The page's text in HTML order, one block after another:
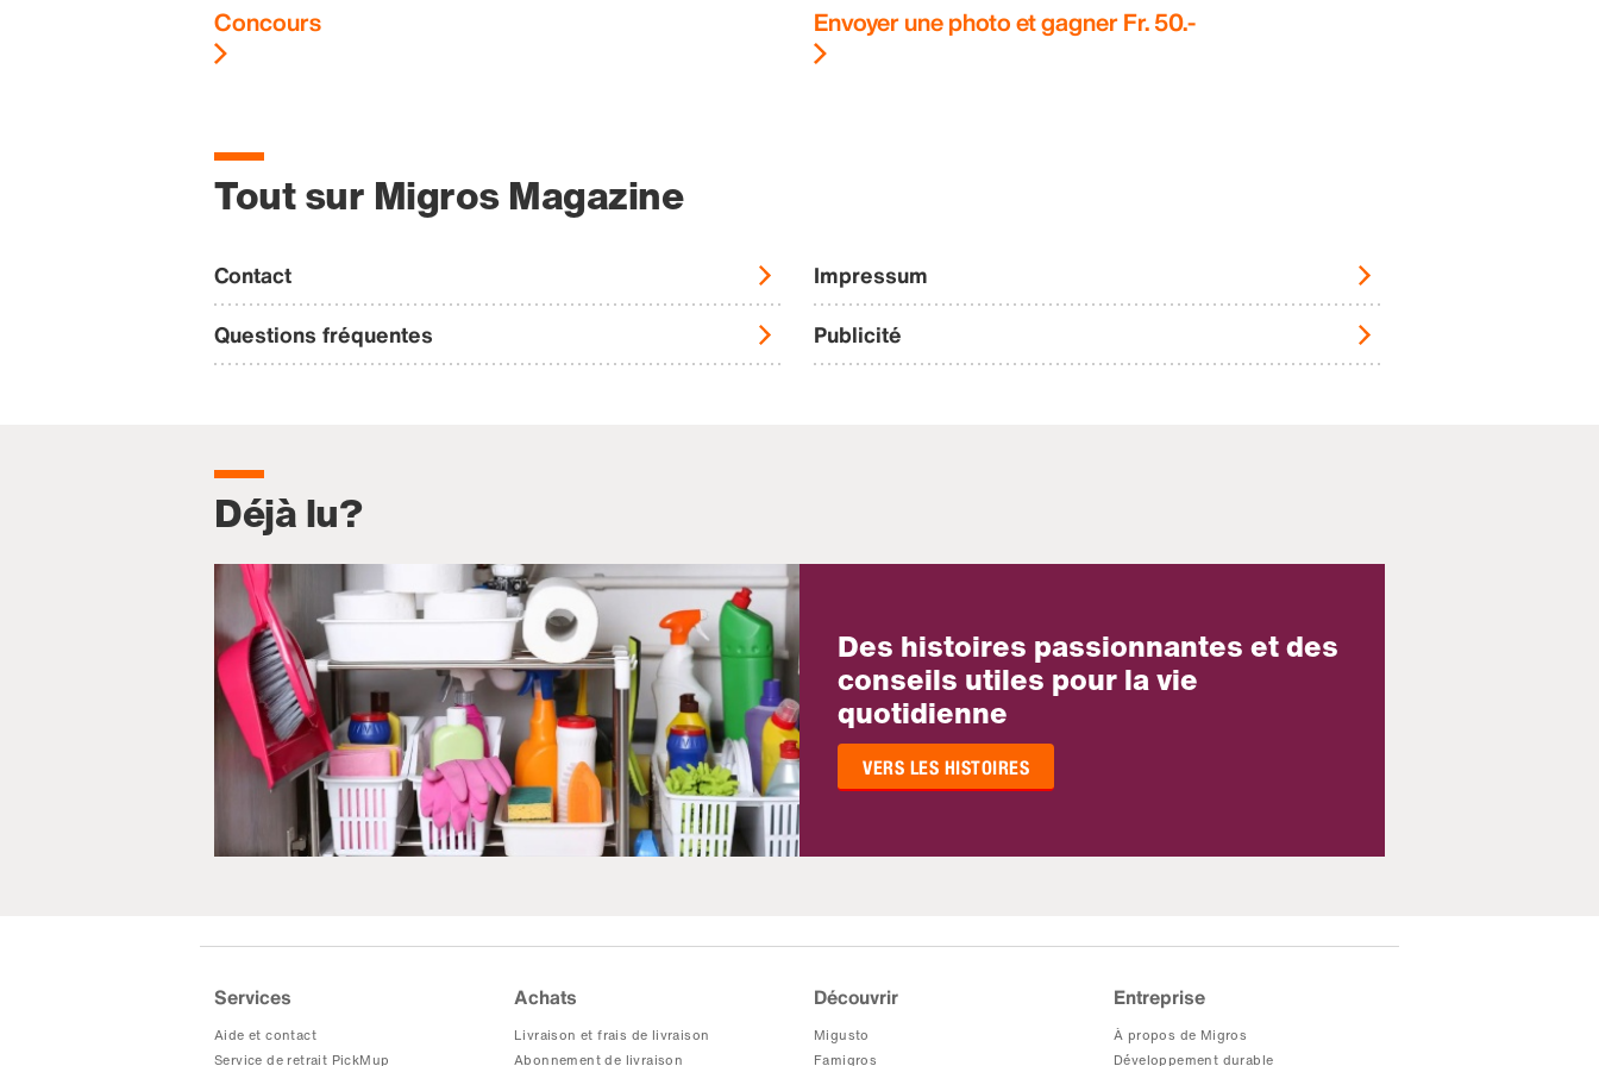
Concours Envoyer une photo et gagner Fr. 50.-
Tout sur Migros Magazine
Contact
Impressum
Questions fréquentes
Publicité
Déjà lu?
Des histoires passionnantes et des
conseils utiles pour la vie
quotidienne
VERS LES HISTOIRES
Services
Aide et contact
Service de retrait PickMup
Achats
Livraison et frais de livraison
Abonnement de livraison
Découvrir
Migusto
Famigros
Entreprise
À propos de Migros
Développement durable